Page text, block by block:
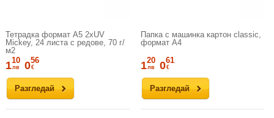
Тетрадка формат A5 2xUV
Mickey, 24 листа с редове, 70 г/
м2
Разгледай
110
лв 056
€
Папка с машинка картон classic,
формат А4
Разгледай
120
лв 061
€